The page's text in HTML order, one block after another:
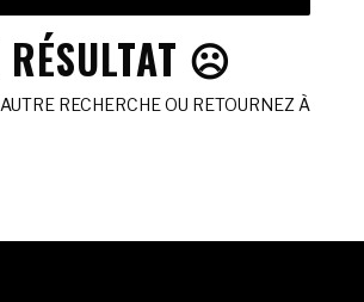
RÉSULTAT ☹️
RECHERCHE OU RETOURNEZ À